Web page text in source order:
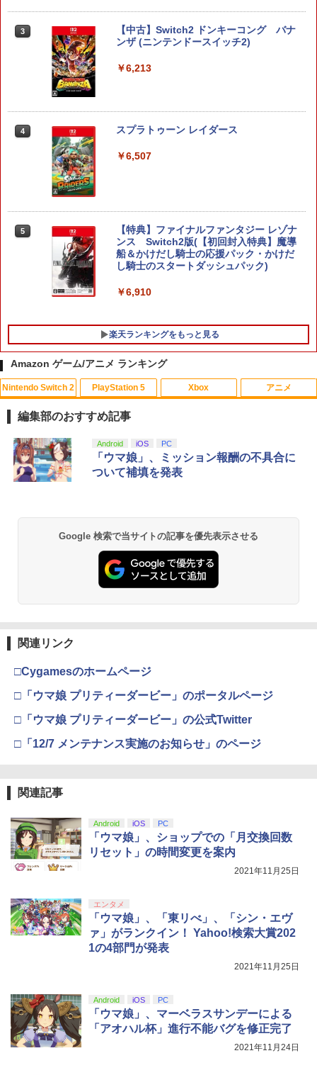
3
【中古】Switch2 ドンキーコング バナ
ンザ (ニンテンドースイッチ2)
￥6,213
4 スプラトゥーン レイダース
￥6,507
5
【特典】ファイナルファンタジー レゾナ
ンス Switch2版(【初回封入特典】魔導
船＆かけだし騎士の応援パック・かけだ
し騎士のスタートダッシュパック)
￥6,910
楽天ランキングをもっと見る
1
アンサー PS5コントローラ用 プレイアッ
プボタンセット(ブラック)(ANS-PSV003
BK) 取り寄せ商品【期間数量限定】
￥1,049
s5 Pro/Ps5 対応 プレイステーション5 P
￥1,698
4
【楽天ブックス限定特典+特典】空の軌
跡 the 2nd PS5版(DLCチラシ：NEOブ
レイサー・アガット+【早期購入外付特
5
【特典】鬼武者 Way of the Sword(【初
回購入封入特典】プロダクトコード)
1 【中古】ぷよぷよ通 決定盤
￥358
2
￥410
【中古】グランツーリスモ4
Amazon ゲーム/アニメ ランキング
Nintendo Switch 2
1
スプラトゥーン レイダース|オンライン
コード版
￥5,832
スプラトゥーン レイダース -Switch2
￥6,449
3
￥55,491
ニンテンドープリペイド番号 9000円|オ
ンラインコード版
5
ニンテンドープリペイド番号 5000円|オ
ンラインコード版
PlayStation 5
1
PlayStation 5 デジタル・エディション
日本語専用 Console Language: Japan
ese only (CFI-2200B01)
プロダクトコード 封入
￥7,286
3
【純正品】DualSense ワイヤレスコン
トローラー ミッドナイト ブラック(CFI-
5
【純正品】DualSense ワイヤレスコン
トローラー(CFI-ZCT2J)
Xbox
1
【純正品】Xbox ワイヤレス コントロー
ラー + USB-C® ケーブル
￥8,300
【純正品】Xbox ワイヤレス コントロー
￥7,681
【純正品】Xbox 充電式バッテリー + US
B-C ケーブル
￥2,618
マスター TH8S シフター - PC、PS4、P
S5、PS5 Pro、Xbox One、Xbox Serie
s X|S 対応の高精度 H パターン シフター
アニメ
1
劇場版「鬼滅の刃」無限城編 第一章 猗
窩座再来 通常版 [Blu-ray]
￥3,982
劇場版「鬼滅の刃」無限城編 第一章 猗
窩座再来 通常版 [DVD]
￥3,523
3
ナル三方背収納ケース付きコレクション)
(オリジナル特典:オリジナル巾着＋メー
カー特典:【坤と離】二振りの剣、十翼よ
り来たる！スタジオ描き下ろしイラスト
ボード付) [Blu-ray]
￥10,780
4
￥8,698
ルアイドルクラブ Bloom Garden Part
y』Blu-ray（特装限定版）
￥8,589
編集部のおすすめ記事
Android iOS PC
「ウマ娘」、ミッション報酬の不具合に
ついて補填を発表
Google 検索で当サイトの記事を優先表示させる
関連リンク
□Cygamesのホームページ
□「ウマ娘 プリティーダービー」のポータルページ
□「ウマ娘 プリティーダービー」の公式Twitter
□「12/7 メンテナンス実施のお知らせ」のページ
関連記事
Android iOS PC
「ウマ娘」、ショップでの「月交換回数
リセット」の時間変更を案内
2021年11月25日
エンタメ
「ウマ娘」、「東リべ」、「シン・エヴ
ァ」がランクイン！ Yahoo!検索大賞202
1の4部門が発表
2021年11月25日
Android iOS PC
「ウマ娘」、マーベラスサンデーによる
「アオハル杯」進行不能バグを修正完了
2021年11月24日